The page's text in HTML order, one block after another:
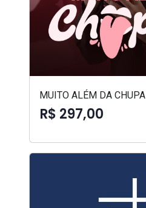
MUITO ALÉM DA
R$ 297,00